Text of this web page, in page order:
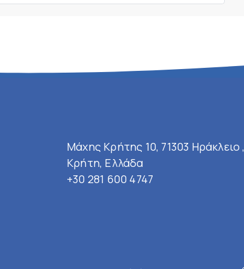
Μάχης Κρήτης 10, 71303 Ηράκλειο ,
Κρήτη, Ελλάδα
+30 281 600 4747